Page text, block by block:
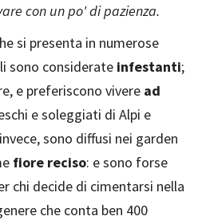
con un po' di pazienza.
si presenta in numerose
sono considerate infestanti;
e preferiscono vivere ad
e soleggiati di Alpi e
sono diffusi nei garden
fiore reciso: e sono forse
chi decide di cimentarsi nella
che conta ben 400